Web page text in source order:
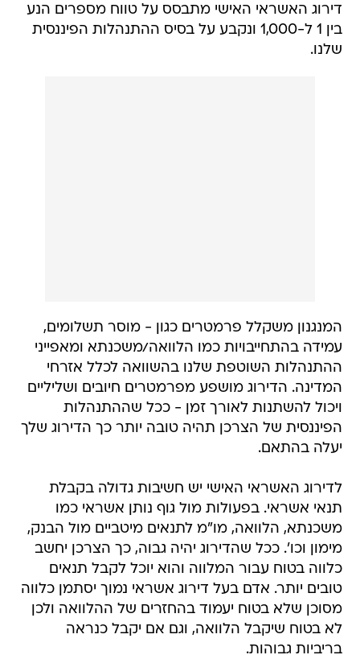
דירוג האשראי האישי מתבסס על טווח מספרים הנע
בין 1 ל-1,000 ונקבע על בסיס ההתנהלות הפיננסית
שלנו.
המנגנון משקלל פרמטרים כגון - מוסר תשלומים,
עמידה בהתחייבויות כמו הלוואה/משכנתא ומאפייני
ההתנהלות השוטפת שלנו בהשוואה לכלל אזרחי
המדינה. הדירוג מושפע מפרמטרים חיובים ושליליים
ויכול להשתנות לאורך זמן - ככל שההתנהלות
הפיננסית של הצרכן תהיה טובה יותר כך הדירוג שלך
יעלה בהתאם.
לדירוג האשראי האישי יש חשיבות גדולה בקבלת
תנאי אשראי. בפעולות מול גוף נותן אשראי כמו
משכנתא, הלוואה, מו"מ לתנאים מיטביים מול הבנק,
מימון וכו'. ככל שהדירוג יהיה גבוה, כך הצרכן יחשב
כלווה בטוח עבור המלווה והוא יוכל לקבל תנאים
טובים יותר. אדם בעל דירוג אשראי נמוך יסתמן כלווה
מסוכן שלא בטוח יעמוד בהחזרים של ההלוואה ולכן
לא בטוח שיקבל הלוואה, וגם אם יקבל כנראה
בריביות גבוהות.